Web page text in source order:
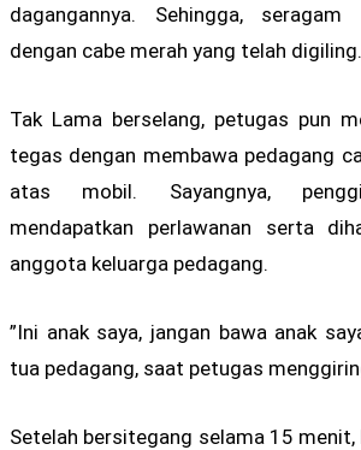
dagangannya. Sehingga, seragam
dengan cabe merah yang telah digiling.
Tak Lama berselang, petugas pun
tegas dengan membawa pedagang
atas mobil. Sayangnya,
mendapatkan perlawanan serta
anggota keluarga pedagang.
”Ini anak saya, jangan bawa anak
tua pedagang, saat petugas
Setelah bersitegang selama 15 menit,